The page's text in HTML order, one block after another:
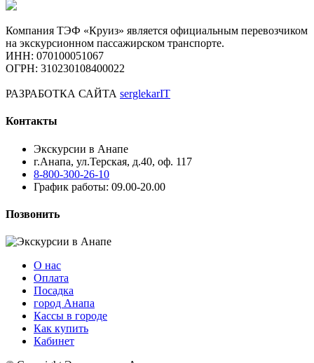
Компания ТЭФ «Круиз» является официальным перевозчиком
на экскурсионном пассажирском транспорте.
ИНН: 070100051067
ОГРН: 310230108400022
РАЗРАБОТКА САЙТА serglekarIT
Контакты
Экскурсии в Анапе
г.Анапа, ул.Терская, д.40, оф. 117
8-800-300-26-10
График работы: 09.00-20.00
Позвонить
О нас
Оплата
Посадка
город Анапа
Кассы в городе
Как купить
Кабинет